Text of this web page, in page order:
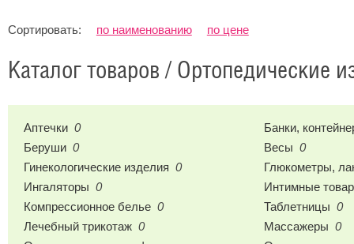
Сортировать: по наименованию по цене
Каталог товаров / Ортопедические
Аптечки 0
Банки,
Беруши 0 Весы 0
Гинекологические изделия 0
Глюкометры,
Ингаляторы 0
Интимные
Компрессионное белье 0 Таблетницы 0
Лечебный трикотаж 0 Массажеры 0